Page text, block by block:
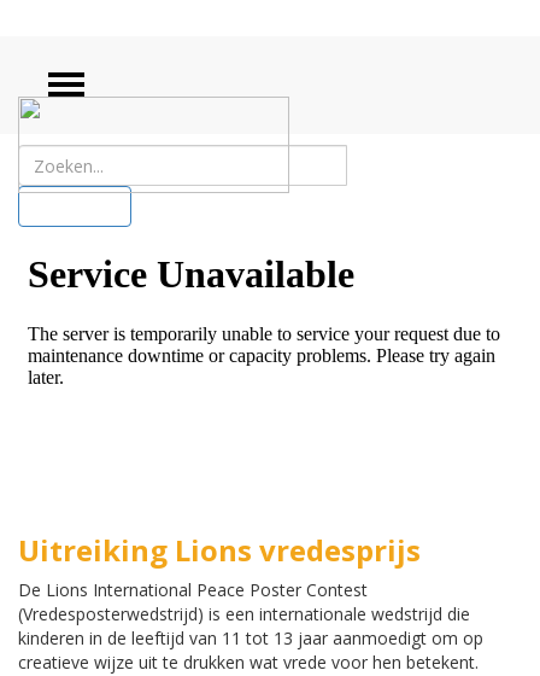
Uitreiking Lions vredesprijs
De Lions International Peace Poster Contest
(Vredesposterwedstrijd) is een internationale wedstrijd die
kinderen in de leeftijd van 11 tot 13 jaar aanmoedigt om op
creatieve wijze uit te drukken wat vrede voor hen betekent.